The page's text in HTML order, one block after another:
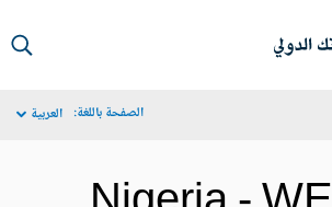
الصفحة باللغة: العربية